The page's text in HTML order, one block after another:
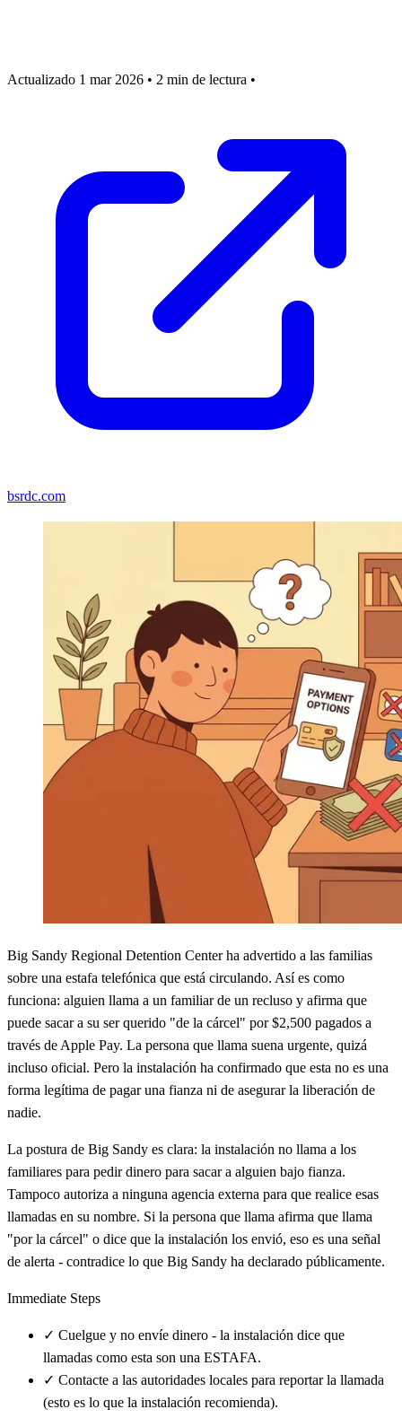
Actualizado 1 mar 2026 • 2 min de lectura •
bsrdc.com
Big Sandy Regional Detention Center ha advertido a las familias
sobre una estafa telefónica que está circulando. Así es como
funciona: alguien llama a un familiar de un recluso y afirma que
puede sacar a su ser querido "de la cárcel" por $2,500 pagados a
través de Apple Pay. La persona que llama suena urgente, quizá
incluso oficial. Pero la instalación ha confirmado que esta no es una
forma legítima de pagar una fianza ni de asegurar la liberación de
nadie.
La postura de Big Sandy es clara: la instalación no llama a los
familiares para pedir dinero para sacar a alguien bajo fianza.
Tampoco autoriza a ninguna agencia externa para que realice esas
llamadas en su nombre. Si la persona que llama afirma que llama
"por la cárcel" o dice que la instalación los envió, eso es una señal
de alerta - contradice lo que Big Sandy ha declarado públicamente.
Immediate Steps
✓ Cuelgue y no envíe dinero - la instalación dice que
llamadas como esta son una ESTAFA.
✓ Contacte a las autoridades locales para reportar la llamada
(esto es lo que la instalación recomienda).